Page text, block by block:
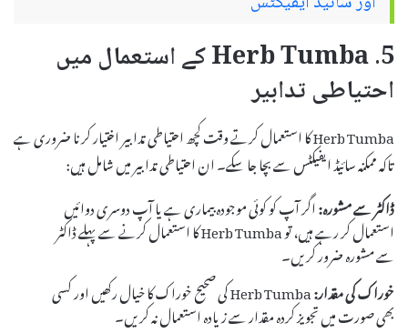
5. Herb Tumba کے استعمال میں
احتیاطی تدابیر
Herb Tumba کا استعمال کرتے وقت کچھ احتیاطی تدابیر اختیار کرنا ضروری ہے
تاکہ ممکنہ سائیڈ ایفیکٹس سے بچا جا سکے۔ ان احتیاطی تدابیر میں شامل ہیں:
ڈاکٹر سے مشورہ:اگر آپ کو کوئی موجودہ بیماری ہے یا آپ دوسری دوائیں
استعمال کر رہے ہیں، تو Herb Tumba کا استعمال کرنے سے پہلے ڈاکٹر
سے مشورہ ضرور کریں۔
خوراک کی مقدار:
Herb Tumba کی صحیح خوراک کا خیال رکھیں اور کسی
بھی صورت میں تجویز کردہ مقدار سے زیادہ استعمال نہ کریں۔